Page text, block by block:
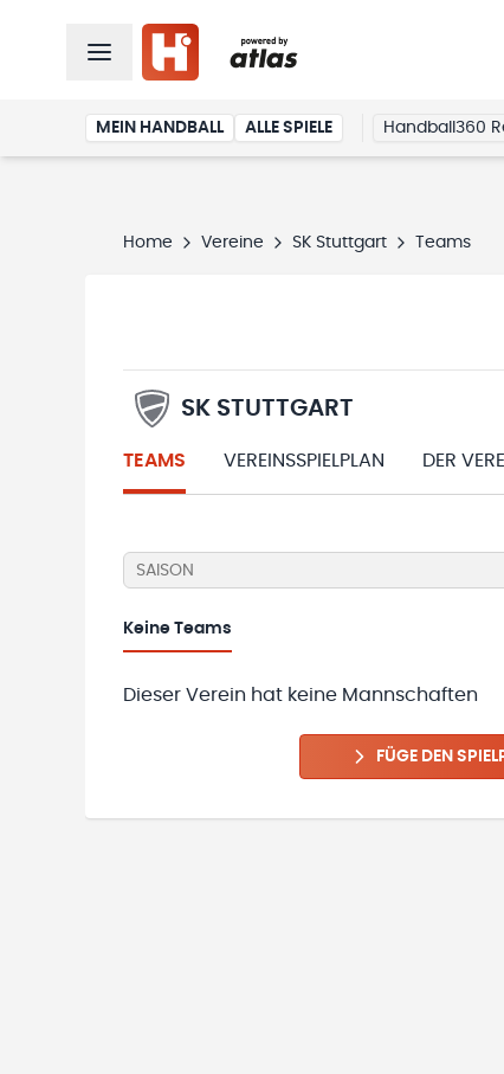
MEIN HANDBALL ALLE SPIELE Handball360
Home Vereine SK Stuttgart Teams
SK STUTTGART
TEAMS VEREINSSPIELPLAN DER
SAISON
Keine Teams
Dieser Verein hat keine Mannschaften
FÜGE DEN